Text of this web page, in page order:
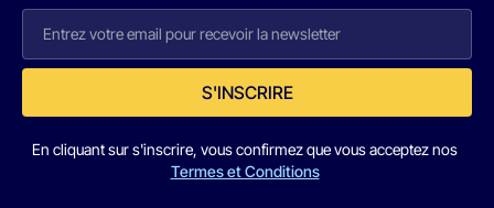
S'INSCRIRE
En cliquant sur s'inscrire, vous confirmez que vous acceptez nos
Termes et Conditions